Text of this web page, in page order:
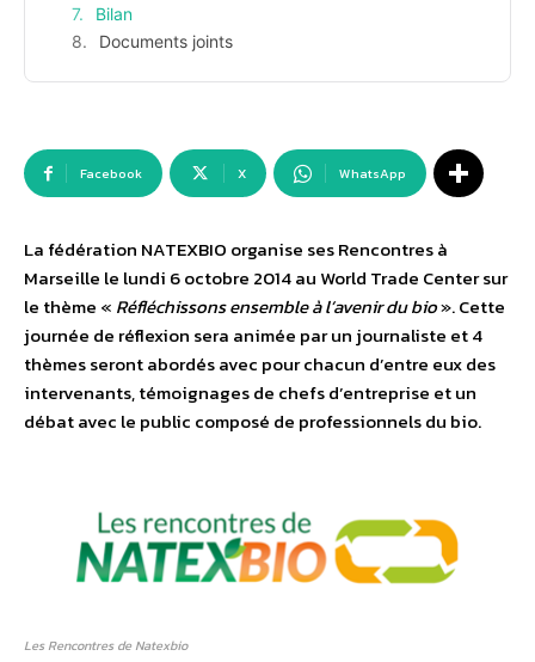
Bilan
Documents joints
Facebook X WhatsApp
La fédération NATEXBIO organise ses Rencontres à
Marseille le lundi 6 octobre 2014 au World Trade Center sur
le thème « Réfléchissons ensemble à l’avenir du bio». Cette
journée de réflexion sera animée par un journaliste et 4
thèmes seront abordés avec pour chacun d’entre eux des
intervenants, témoignages de chefs d’entreprise et un
débat avec le public composé de professionnels du bio.
Les Rencontres de Natexbio